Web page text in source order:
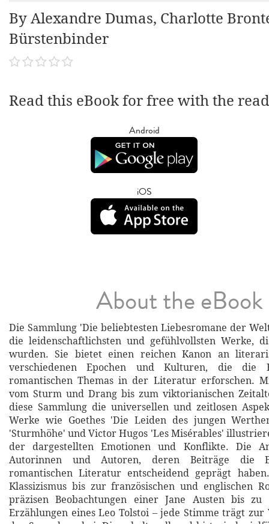
By Alexandre Dumas, Charlotte
Bürstenbinder
Read this eBook for free with the
Android
iOS
About the eBook
Die Sammlung 'Die beliebtesten Liebesromane der
die leidenschaftlichsten und gefühlvollsten Werke,
wurden. Sie bietet einen reichen Kanon an
verschiedenen Epochen und Kulturen, die die
romantischen Themas in der Literatur erforschen.
vom Sturm und Drang bis zum viktorianischen
diese Sammlung die universellen und zeitlosen
Werke wie Goethes 'Die Leiden des jungen
'Sturmhöhe' und Victor Hugos 'Les Misérables'
der dargestellten Emotionen und Konflikte. Die
Autorinnen und Autoren, deren Beiträge die
romantischen Literatur entscheidend geprägt
Klassizismus bis zur französischen und englischen
präzisen Beobachtungen einer Jane Austen bis zu
Erzählungen eines Leo Tolstoi – jede Stimme trägt